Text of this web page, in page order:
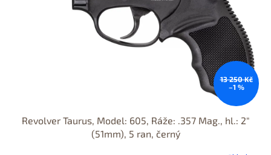
13 250 Kč
–1 %
Revolver Taurus, Model: 605, Ráže: .357 Mag., hl.: 2"
(51mm), 5 ran, černý